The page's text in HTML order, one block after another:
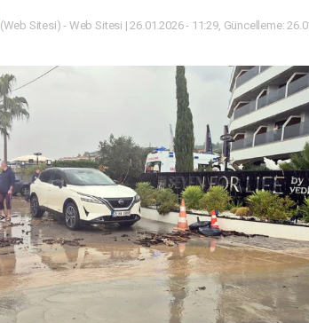
(Web Sitesi) - Web Sitesi | 26.01.2026 - 11:29, Güncelleme: